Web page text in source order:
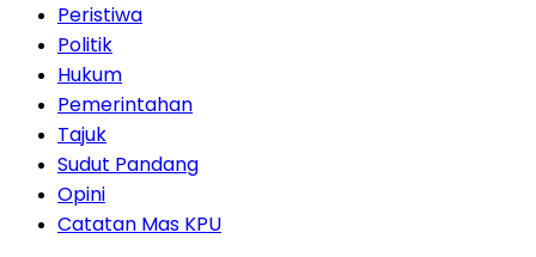
Peristiwa
Politik
Hukum
Pemerintahan
Tajuk
Sudut Pandang
Opini
Catatan Mas KPU